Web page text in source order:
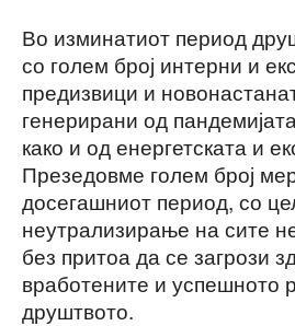
Во изминатиот период
со голем број интерни и
предизвици и
генерирани од
како и од енергетската и
Презедовме голем број
досегашниот период, со
неутрализирање на сите
без притоа да се загрози
вработените и успешното
друштвото.